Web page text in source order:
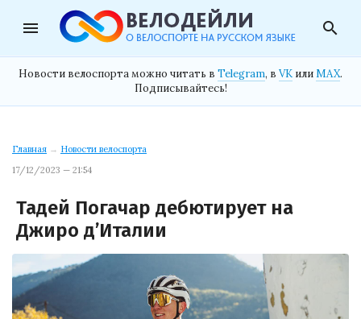
menu search
Новости велоспорта можно читать в Telegram, в VK илиMAX.
Подписывайтесь!
Главная → Новости велоспорта
17/12/2023 — 21:54
Тадей Погачар дебютирует на
Джиро д’Италии